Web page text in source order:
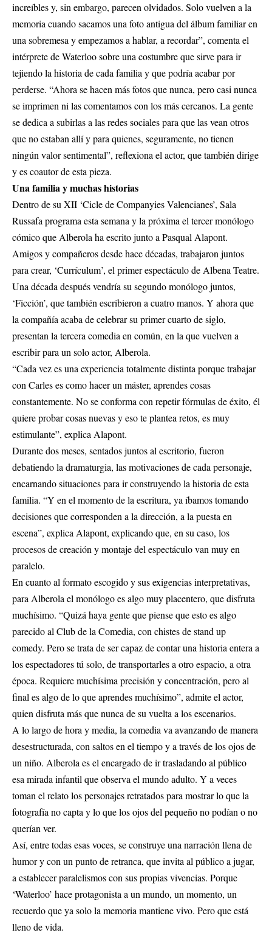
increíbles y, sin embargo, parecen olvidados. Solo vuelven a la
memoria cuando sacamos una foto antigua del álbum familiar en
una sobremesa y empezamos a hablar, a recordar”, comenta el
intérprete de Waterloo sobre una costumbre que sirve para ir
tejiendo la historia de cada familia y que podría acabar por
perderse. “Ahora se hacen más fotos que nunca, pero casi nunca
se imprimen ni las comentamos con los más cercanos. La gente
se dedica a subirlas a las redes sociales para que las vean otros
que no estaban allí y para quienes, seguramente, no tienen
ningún valor sentimental”, reflexiona el actor, que también dirige
y es coautor de esta pieza.
Una familia y muchas historias
Dentro de su XII ‘Cicle de Companyies Valencianes’, Sala
Russafa programa esta semana y la próxima el tercer monólogo
cómico que Alberola ha escrito junto a Pasqual Alapont.
Amigos y compañeros desde hace décadas, trabajaron juntos
para crear, ‘Currículum’, el primer espectáculo de Albena Teatre.
Una década después vendría su segundo monólogo juntos,
‘Ficción’, que también escribieron a cuatro manos. Y ahora que
la compañía acaba de celebrar su primer cuarto de siglo,
presentan la tercera comedia en común, en la que vuelven a
escribir para un solo actor, Alberola.
“Cada vez es una experiencia totalmente distinta porque trabajar
con Carles es como hacer un máster, aprendes cosas
constantemente. No se conforma con repetir fórmulas de éxito, él
quiere probar cosas nuevas y eso te plantea retos, es muy
estimulante”, explica Alapont.
Durante dos meses, sentados juntos al escritorio, fueron
debatiendo la dramaturgia, las motivaciones de cada personaje,
encarnando situaciones para ir construyendo la historia de esta
familia. “Y en el momento de la escritura, ya íbamos tomando
decisiones que corresponden a la dirección, a la puesta en
escena”, explica Alapont, explicando que, en su caso, los
procesos de creación y montaje del espectáculo van muy en
paralelo.
En cuanto al formato escogido y sus exigencias interpretativas,
para Alberola el monólogo es algo muy placentero, que disfruta
muchísimo. “Quizá haya gente que piense que esto es algo
parecido al Club de la Comedia, con chistes de stand up
comedy. Pero se trata de ser capaz de contar una historia entera a
los espectadores tú solo, de transportarles a otro espacio, a otra
época. Requiere muchísima precisión y concentración, pero al
final es algo de lo que aprendes muchísimo”, admite el actor,
quien disfruta más que nunca de su vuelta a los escenarios.
A lo largo de hora y media, la comedia va avanzando de manera
desestructurada, con saltos en el tiempo y a través de los ojos de
un niño. Alberola es el encargado de ir trasladando al público
esa mirada infantil que observa el mundo adulto. Y a veces
toman el relato los personajes retratados para mostrar lo que la
fotografía no capta y lo que los ojos del pequeño no podían o no
querían ver.
Así, entre todas esas voces, se construye una narración llena de
humor y con un punto de retranca, que invita al público a jugar,
a establecer paralelismos con sus propias vivencias. Porque
‘Waterloo’ hace protagonista a un mundo, un momento, un
recuerdo que ya solo la memoria mantiene vivo. Pero que está
lleno de vida.